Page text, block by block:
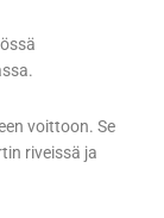
voittoon. Se
riveissä ja